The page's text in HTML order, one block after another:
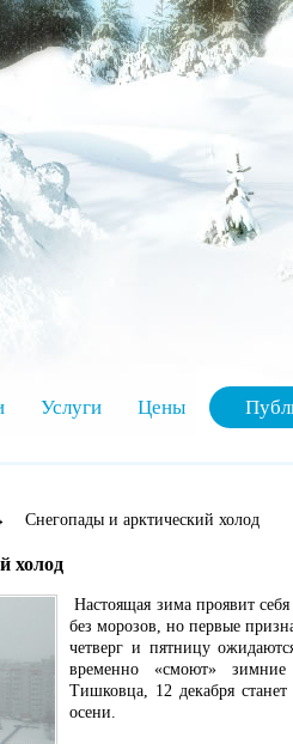
Услуги Цены
Снегопады и арктический холод
холод
Настоящая зима проявит
без морозов, но первые
четверг и пятницу
временно «смоют» зимние
Тишковца, 12 декабря
осени.